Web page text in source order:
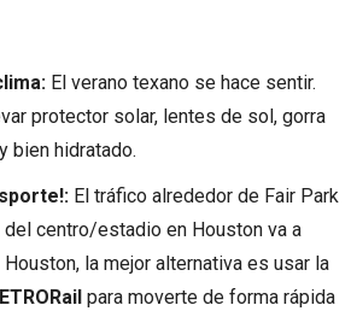
El verano texano se hace sentir.
protector solar, lentes de sol, gorra
bien hidratado.
El tráfico alrededor de Fair Park
del centro/estadio en Houston va a
la mejor alternativa es usar la
para moverte de forma rápida